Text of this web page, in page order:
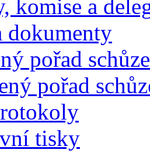
komise a
dokumenty
pořad schůze
pořad
tisky